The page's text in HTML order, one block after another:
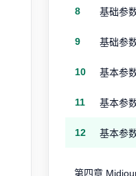
8 基础参
9
10 基本参
11 基本参
12 基本参
第四章